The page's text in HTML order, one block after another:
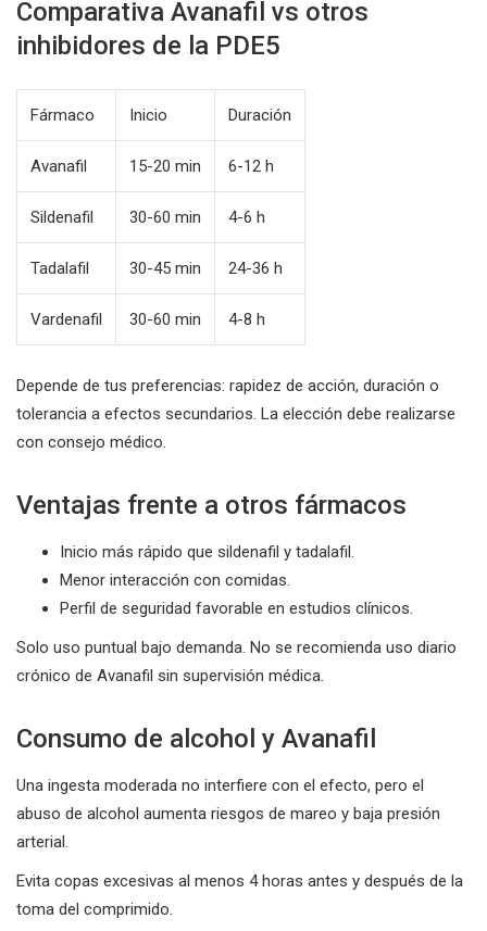
Comparativa Avanafil vs otros
inhibidores de la PDE5
Fármaco Inicio Duración
Avanafil 15-20 min 6-12 h
Sildenafil 30-60 min 4-6 h
Tadalafil 30-45 min 24-36 h
Vardenafil 30-60 min 4-8 h
Depende de tus preferencias: rapidez de acción, duración o
tolerancia a efectos secundarios. La elección debe realizarse
con consejo médico.
Ventajas frente a otros fármacos
Inicio más rápido que sildenafil y tadalafil.
Menor interacción con comidas.
Perfil de seguridad favorable en estudios clínicos.
Solo uso puntual bajo demanda. No se recomienda uso diario
crónico de Avanafil sin supervisión médica.
Consumo de alcohol y Avanafil
Una ingesta moderada no interfiere con el efecto, pero el
abuso de alcohol aumenta riesgos de mareo y baja presión
arterial.
Evita copas excesivas al menos 4 horas antes y después de la
toma del comprimido.